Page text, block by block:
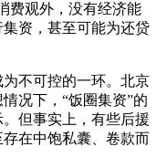
费观外，没有经济能
资，甚至可能为还贷
不可控的一环。北京
况下，“饭圈集资”的
但事实上，有些后援
在中饱私囊、卷款而